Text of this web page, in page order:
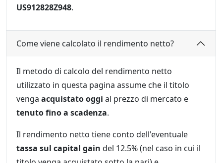
US912828Z948.
Come viene calcolato il rendimento netto?
Il metodo di calcolo del rendimento netto
utilizzato in questa pagina assume che il titolo
venga acquistato oggi al prezzo di mercato e
tenuto fino a scadenza.
Il rendimento netto tiene conto dell'eventuale
tassa sul capital gain del 12.5% (nel caso in cui il